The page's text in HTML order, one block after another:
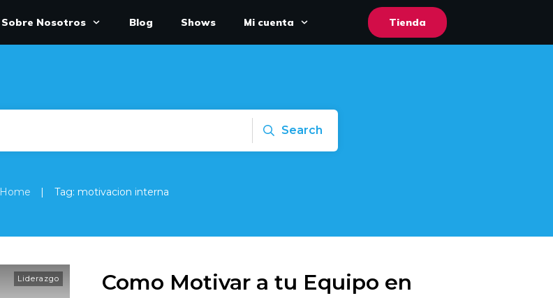
Sobre Nosotros Blog Shows Mi cuenta Tienda
Search
Home | Tag: motivacion interna
Liderazgo
Como Motivar a tu Equipo en